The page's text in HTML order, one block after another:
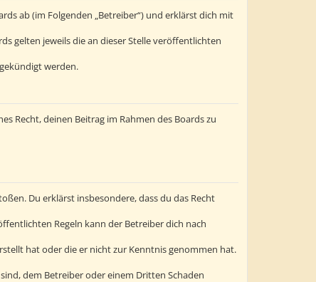
ab (im Folgenden „Betreiber“) und erklärst dich mit
gelten jeweils die an dieser Stelle veröffentlichten
werden.
Recht, deinen Beitrag im Rahmen des Boards zu
Du erklärst insbesondere, dass du das Recht
Regeln kann der Betreiber dich nach
hat oder die er nicht zur Kenntnis genommen hat.
dem Betreiber oder einem Dritten Schaden